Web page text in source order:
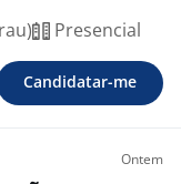
Presencial
Candidatar-me
Ontem